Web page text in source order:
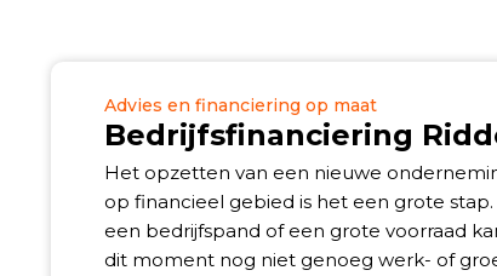
Advies en financiering op maat
Bedrijfsfinanciering
Het opzetten van een nieuwe
op financieel gebied is het een grote
een bedrijfspand of een grote voorraad
dit moment nog niet genoeg werk- of